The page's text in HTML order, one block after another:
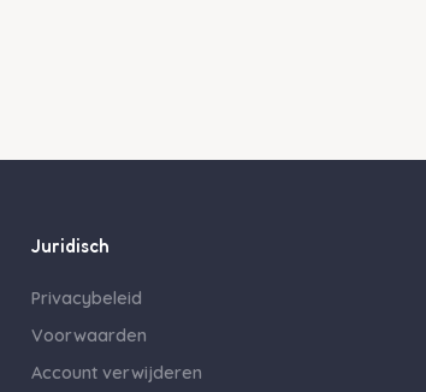
Juridisch
Privacybeleid
Voorwaarden
Account verwijderen